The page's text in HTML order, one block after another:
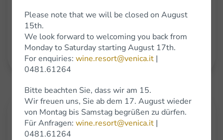
Scopri di più sul premio
Approfondisci
Premio: Gambero Rosso
Anno: 2020
Please note that we will be closed on August
15th.
We look forward to welcoming you back from
Monday to Saturday starting August 17th.
For enquiries: wine.resort@venica.it |
0481.61264
Bitte beachten Sie, dass wir am 15.
Wir freuen uns, Sie ab dem 17. August wieder
von Montag bis Samstag begrüßen zu dürfen.
Für Anfragen: wine.resort@venica.it |
0481.61264